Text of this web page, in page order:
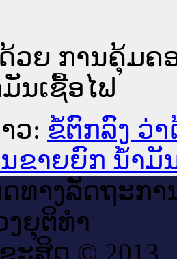
ວຍ ການຄຸ້ມຄ
ນເຊື້ອໄຟ
ວ: ຂໍ້ຕົກລົງ ວ່
ຂາຍຍົກ ນ້ຳມັ
ທາງ​ລັດ​ຖະ​ກາ
ຍຸ​ຕິ​ທຳ
ະ​ສິດ © 2013